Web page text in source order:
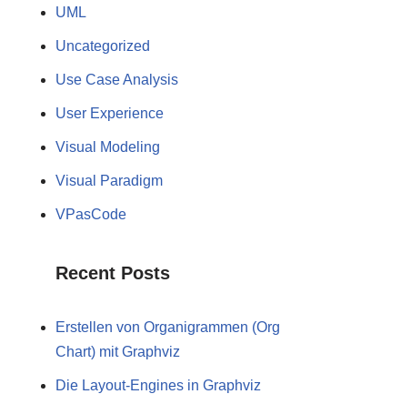
UML
Uncategorized
Use Case Analysis
User Experience
Visual Modeling
Visual Paradigm
VPasCode
Recent Posts
Erstellen von Organigrammen (Org
Chart) mit Graphviz
Die Layout-Engines in Graphviz